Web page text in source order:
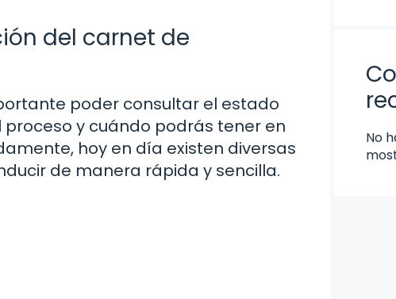
del carnet de
poder consultar el estado
y cuándo podrás tener en
hoy en día existen diversas
de manera rápida y sencilla.
No